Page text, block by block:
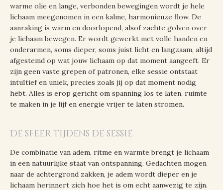
warme olie en lange, verbonden bewegingen wordt je hele
lichaam meegenomen in een kalme, harmonieuze flow. De
aanraking is warm en doorlopend, alsof zachte golven over
je lichaam bewegen. Er wordt gewerkt met volle handen en
onderarmen, soms dieper, soms juist licht en langzaam, altijd
afgestemd op wat jouw lichaam op dat moment aangeeft. Er
zijn geen vaste grepen of patronen, elke sessie ontstaat
intuïtief en uniek, precies zoals jij op dat moment nodig
hebt. Alles is erop gericht om spanning los te laten, ruimte
te maken in je lijf en energie vrijer te laten stromen.
De sfeer tijdens de sessie
De combinatie van adem, ritme en warmte brengt je lichaam
in een natuurlijke staat van ontspanning. Gedachten mogen
naar de achtergrond zakken, je adem wordt dieper en je
lichaam herinnert zich hoe het is om echt aanwezig te zijn.